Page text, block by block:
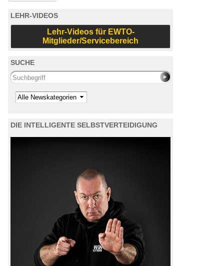
LEHR-VIDEOS
Lehr-Videos für EWTO-
Mitglieder/Servicebereich
SUCHE
Search this site
Kategorie
DIE INTELLIGENTE SELBSTVERTEIDIGUNG